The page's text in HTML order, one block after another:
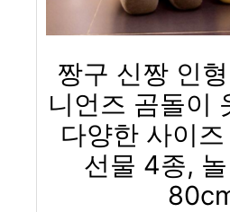
짱구 신짱 인
니언즈 곰돌이
다양한 사이
선물 4종,